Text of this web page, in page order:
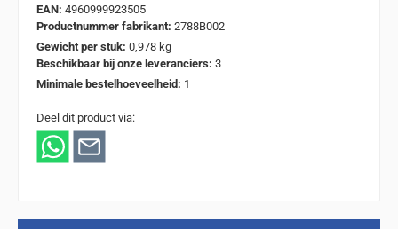
EAN: 4960999923505
Productnummer fabrikant: 2788B002
Gewicht per stuk: 0,978 kg
Beschikbaar bij onze leveranciers: 3
Minimale bestelhoeveelheid: 1
Deel dit product via: